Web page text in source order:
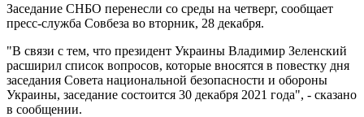
Заседание СНБО перенесли со среды на четверг, сообщает
пресс-служба Совбеза во вторник, 28 декабря.
"В связи с тем, что президент Украины Владимир Зеленский
расширил список вопросов, которые вносятся в повестку дня
заседания Совета национальной безопасности и обороны
Украины, заседание состоится 30 декабря 2021 года", - сказано
в сообщении.